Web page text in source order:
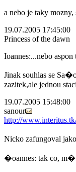
a nebo je taky
19.07.2005 17:45:00
Princess of the dawn
Ioannes:...nebo
Jinak souhlas se
zazitek,ale jednou
19.07.2005 15:48:00
sanour
http://
Nicko zafungoval
�oannes: tak co,